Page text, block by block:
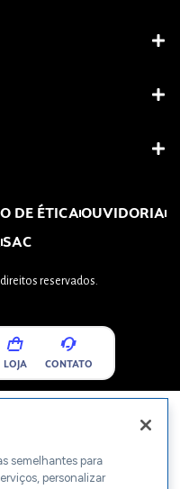
DE ÉTICAOUVIDORIA
SAC
reservados.
LOJA CONTATO
semelhantes para
personalizar